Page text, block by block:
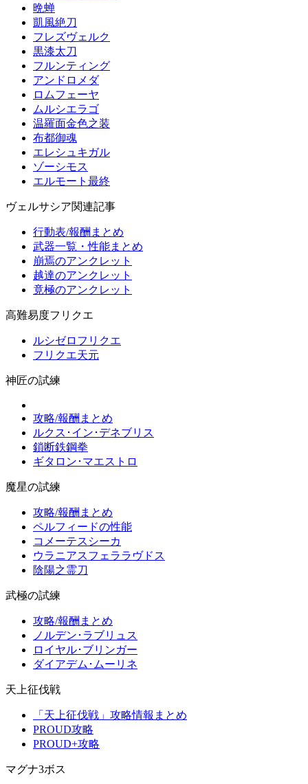
晩蝉
凱風絶刀
フレズヴェルク
黒漆太刀
フルンティング
アンドロメダ
ロムフェーヤ
ムルシエラゴ
温羅面金色之装
布都御魂
エレシュキガル
ゾーシモス
エルモート最終
ヴェルサシア関連記事
行動表/報酬まとめ
武器一覧・性能まとめ
崩焉のアンクレット
越達のアンクレット
竟極のアンクレット
高難易度フリクエ
ルシゼロフリクエ
フリクエ天元
神匠の試練
攻略/報酬まとめ
ルクス･イン･デネブリス
鎖断鉄鋼拳
ギタロン･マエストロ
魔星の試練
攻略/報酬まとめ
ペルフィードの性能
コメーテスシーカ
ウラニアスフェララヴドス
陰陽之霊刀
武極の試練
攻略/報酬まとめ
ノルデン･ラブリュス
ロイヤル･ブリンガー
ダイアデム･ムーリネ
天上征伐戦
「天上征伐戦」攻略情報まとめ
PROUD攻略
PROUD+攻略
マグナ3ボス